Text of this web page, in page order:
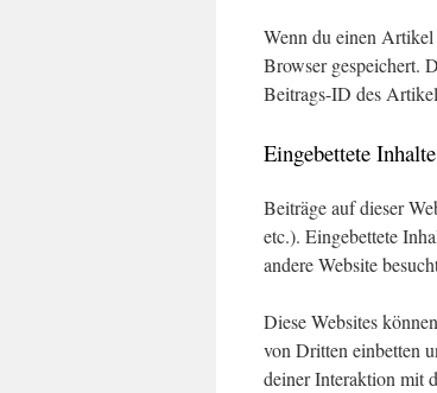
Wenn du einen
Browser gespeichert.
Beitrags-ID des
Eingebettete
Beiträge auf dieser
etc.). Eingebettete
andere Website
Diese Websites
von Dritten einbetten
deiner Interaktion mit